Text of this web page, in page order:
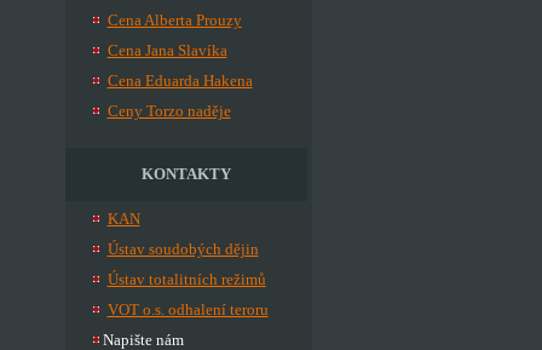
Cena Alberta Prouzy
Cena Jana Slavíka
Cena Eduarda Hakena
Ceny Torzo naděje
KONTAKTY
KAN
Ústav soudobých dějin
Ústav totalitních režimů
VOT o.s. odhalení teroru
Napište nám